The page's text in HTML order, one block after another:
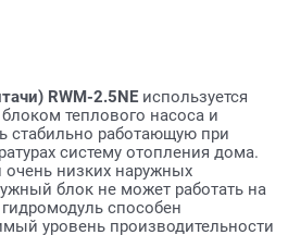
RWM-2.5NE используется
теплового насоса и
стабильно работающую при
систему отопления дома.
очень низких наружных
блок не может работать на
способен
уровень производительности